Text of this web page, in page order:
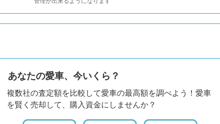
あなたの愛車、今いくら？
複数社の査定額を比較して愛車の最高額を調べよう！愛車
を賢く売却して、購入資金にしませんか？